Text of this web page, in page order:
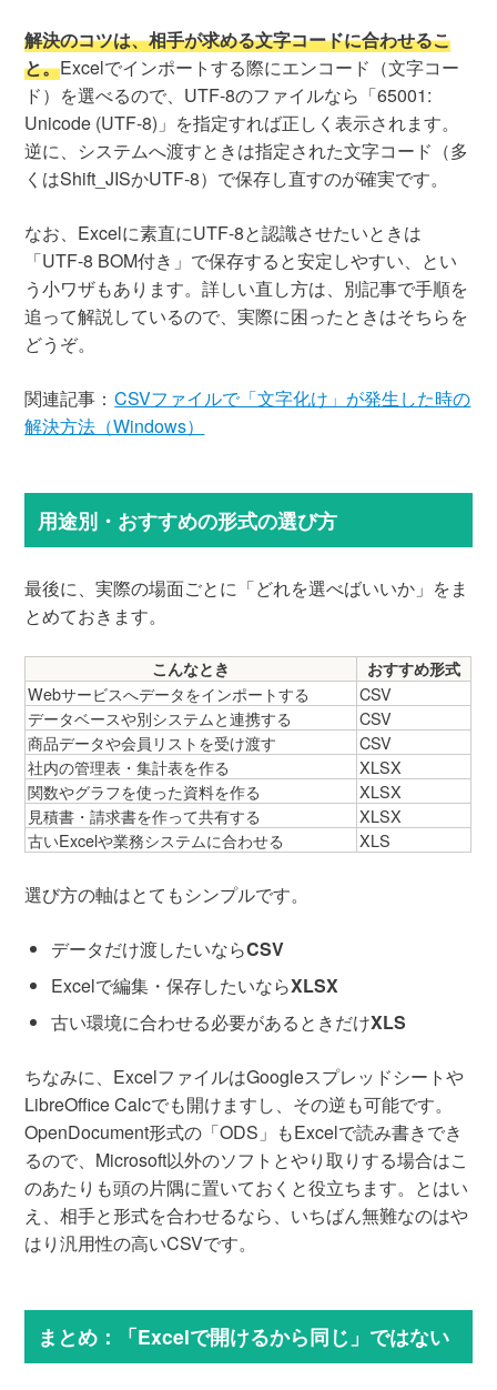
解決のコツは、相手が求める文字コードに合わせるこ
と。Excelでインポートする際にエンコード（文字コー
ド）を選べるので、UTF-8のファイルなら「65001:
Unicode (UTF-8)」を指定すれば正しく表示されます。
逆に、システムへ渡すときは指定された文字コード（多
くはShift_JISかUTF-8）で保存し直すのが確実です。
なお、Excelに素直にUTF-8と認識させたいときは
「UTF-8 BOM付き」で保存すると安定しやすい、とい
う小ワザもあります。詳しい直し方は、別記事で手順を
追って解説しているので、実際に困ったときはそちらを
どうぞ。
関連記事： CSVファイルで「文字化け」が発生した時の
解決方法（Windows）
用途別・おすすめの形式の選び方
最後に、実際の場面ごとに「どれを選べばいいか」をま
とめておきます。
こんなとき おすすめ形式
Webサービスへデータをインポートする
CSV
データベースや別システムと連携する
CSV
商品データや会員リストを受け渡す
CSV
社内の管理表・集計表を作る
XLSX
関数やグラフを使った資料を作る
XLSX
見積書・請求書を作って共有する
XLSX
古いExcelや業務システムに合わせる
XLS
選び方の軸はとてもシンプルです。
データだけ渡したいならCSV
Excelで編集・保存したいならXLSX
古い環境に合わせる必要があるときだけXLS
ちなみに、ExcelファイルはGoogleスプレッドシートや
LibreOffice Calcでも開けますし、その逆も可能です。
OpenDocument形式の「ODS」もExcelで読み書きでき
るので、Microsoft以外のソフトとやり取りする場合はこ
のあたりも頭の片隅に置いておくと役立ちます。とはい
え、相手と形式を合わせるなら、いちばん無難なのはや
はり汎用性の高いCSVです。
まとめ：「Excelで開けるから同じ」ではない